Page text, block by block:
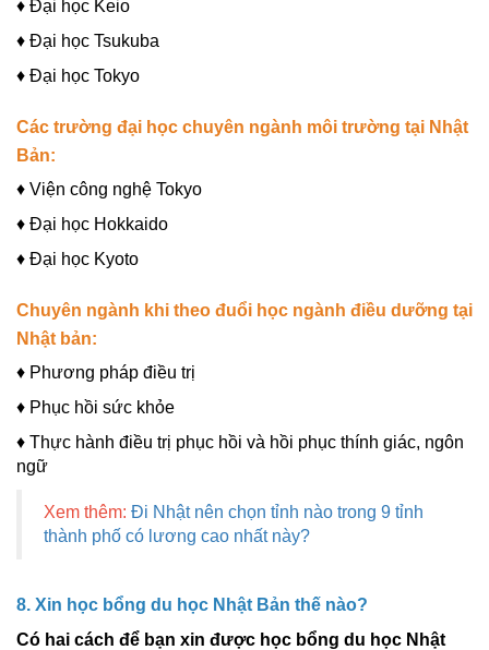
♦ Đại học Keio
♦ Đại học Tsukuba
♦ Đại học Tokyo
Các trường đại học chuyên ngành môi trường tại Nhật
Bản:
♦ Viện công nghệ Tokyo
♦ Đại học Hokkaido
♦ Đại học Kyoto
Chuyên ngành khi theo đuổi học ngành điều dưỡng tại
Nhật bản:
♦ Phương pháp điều trị
♦ Phục hồi sức khỏe
♦ Thực hành điều trị phục hồi và hồi phục thính giác, ngôn
ngữ
Xem thêm: Đi Nhật nên chọn tỉnh nào trong 9 tỉnh
thành phố có lương cao nhất này?
8. Xin học bổng du học Nhật Bản thế nào?
Có hai cách để bạn xin được học bổng du học Nhật